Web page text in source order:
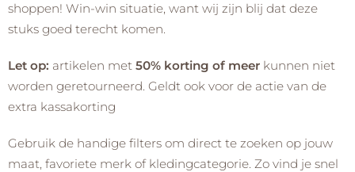
shoppen! Win-win situatie, want wij zijn blij dat deze
stuks goed terecht komen.
Let op: artikelen met 50% korting of meer kunnen niet
worden geretourneerd. Geldt ook voor de actie van de
extra kassakorting
Gebruik de handige filters om direct te zoeken op jouw
maat, favoriete merk of kledingcategorie. Zo vind je snel